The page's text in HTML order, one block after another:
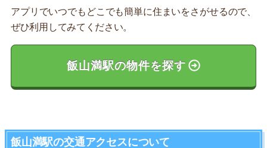
アプリでいつでもどこでも簡単に住まいをさがせるので、
ぜひ利用してみてください。
飯山満駅の物件を探す
飯山満駅の交通アクセスについて